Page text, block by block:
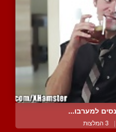
למערבו...
| 3 המלצות